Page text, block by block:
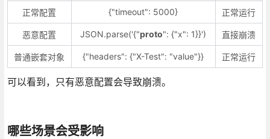
正常配置 {"timeout": 5000} 正常运行
恶意配置 JSON.parse('{"proto": {"x": 1}}') 直接崩溃
普通嵌套对象 {"headers": {"X-Test": "value"}} 正常运行
可以看到，只有恶意配置会导致崩溃。
哪些场景会受影响